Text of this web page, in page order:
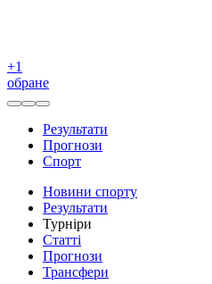
+1
обране
Результати
Прогнози
Спорт
Новини спорту
Результати
Турніри
Статті
Прогнози
Трансфери